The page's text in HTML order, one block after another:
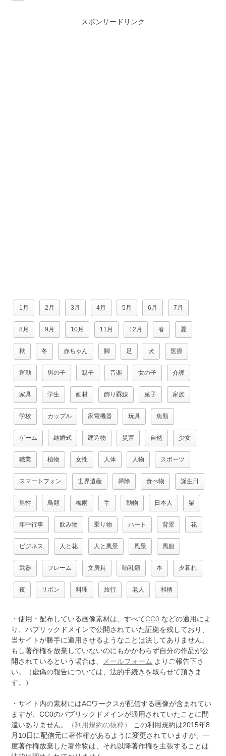
スポンサードリンク
1月 2月 3月 4月 5月 6月 7月
8月 9月 10月 11月 12月 春 夏
秋 冬 赤ちゃん 脚 足 犬 医療
運動 男の子 親子 音楽 女の子 介護
家具 学生 画材 飾り罫線 菓子 家族
学校 カップル 家電機器 玩具 魚類
ゲーム 結婚式 建造物 災害 自然 少女
職業 植物 女性 人体 人物 スポーツ
スマートフォン 世界遺産 掃除 食べ物 誕生日
男性 鳥類 梅雨 手 動物 日本人 猫
年中行事 飲み物 乗り物 ハート 背景 花
ビジネス 人と花 人と風景 風景 風船
武器 フレーム 文房具 哺乳類 本 夕暮れ
夜 リボン 料理 旅行 老人 和柄
・使用・配布している画像素材は、すべてCC0 などの適用によ
り、パブリックドメインで公開されていた証拠を残しており、
当サイトが勝手に適用させるようなことは決してありません。
もし著作権を放棄していないのにもかかわらず自分の作品が公
開されているという場合は、
メールフォーム よりご報告下さ
い。（虚偽の報告については、法的手続きを取らせて頂きま
す。）
・サイト内の素材にはACワークスが配信する画像が含まれてい
ますが、CC0のパブリックドメインが適用されていたことに間
違いありません。
（利用規約の抜粋）
この利用規約は2015年8
月10日に配信元に著作権があるように変更されていますが、一
度著作権放棄した著作物は、それ以降著作権を主張することは